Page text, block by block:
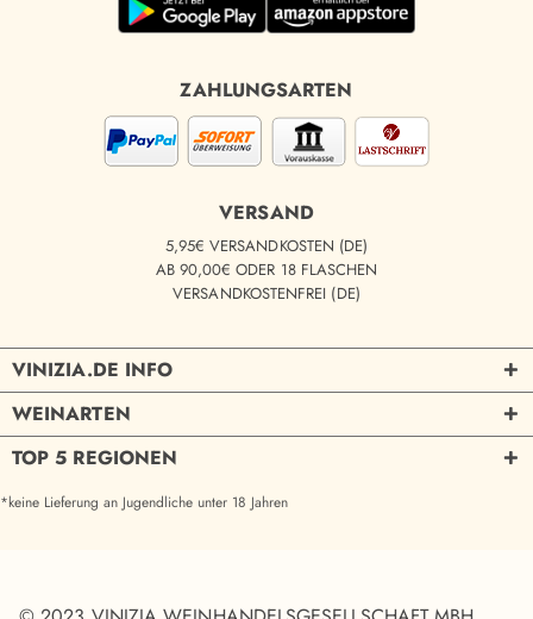
ZAHLUNGSARTEN
VERSAND
5,95€ VERSANDKOSTEN (DE)
AB 90,00€ ODER 18 FLASCHEN
VERSANDKOSTENFREI (DE)
VINIZIA.DE INFO
WEINARTEN
TOP 5 REGIONEN
*keine Lieferung an Jugendliche unter 18 Jahren